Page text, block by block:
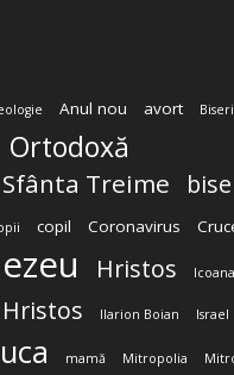
Anul nou avort
Ortodoxă
Treime
copil Coronavirus
Hristos Icoana
Ilarion Boian Israel
mamă Mitropolia